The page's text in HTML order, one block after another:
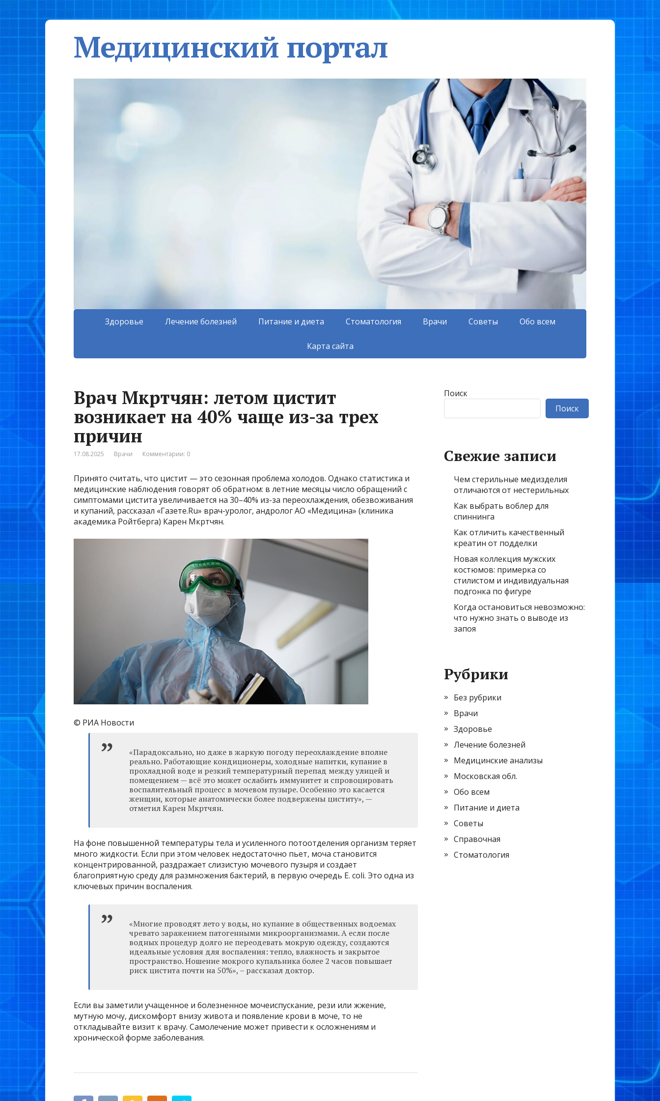
Медицинский портал
Здоровье Лечение болезней Питание и диета Стоматология Врачи Советы Обо всем
Карта сайта
Врач Мкртчян: летом цистит
возникает на 40% чаще из-за трех
причин
17.08.2025 Врачи Комментарии: 0
Принято считать, что цистит — это сезонная проблема холодов. Однако статистика и
медицинские наблюдения говорят об обратном: в летние месяцы число обращений с
симптомами цистита увеличивается на 30–40% из-за переохлаждения, обезвоживания
и купаний, рассказал «Газете.Ru» врач-уролог, андролог АО «Медицина» (клиника
академика Ройтберга) Карен Мкртчян.
© РИА Новости
«Парадоксально, но даже в жаркую погоду переохлаждение вполне
реально. Работающие кондиционеры, холодные напитки, купание в
прохладной воде и резкий температурный перепад между улицей и
помещением — всё это может ослабить иммунитет и спровоцировать
воспалительный процесс в мочевом пузыре. Особенно это касается
женщин, которые анатомически более подвержены циститу», —
отметил Карен Мкртчян.
На фоне повышенной температуры тела и усиленного потоотделения организм теряет
много жидкости. Если при этом человек недостаточно пьет, моча становится
концентрированной, раздражает слизистую мочевого пузыря и создает
благоприятную среду для размножения бактерий, в первую очередь E. coli. Это одна из
ключевых причин воспаления.
«Многие проводят лето у воды, но купание в общественных водоемах
чревато заражением патогенными микроорганизмами. А если после
водных процедур долго не переодевать мокрую одежду, создаются
идеальные условия для воспаления: тепло, влажность и закрытое
пространство. Ношение мокрого купальника более 2 часов повышает
риск цистита почти на 50%», – рассказал доктор.
Если вы заметили учащенное и болезненное мочеиспускание, рези или жжение,
мутную мочу, дискомфорт внизу живота и появление крови в моче, то не
откладывайте визит к врачу. Самолечение может привести к осложнениям и
хронической форме заболевания.
Поиск
Поиск
Свежие записи
Чем стерильные медизделия
отличаются от нестерильных
Как выбрать воблер для
спиннинга
Как отличить качественный
креатин от подделки
Новая коллекция мужских
костюмов: примерка со
стилистом и индивидуальная
подгонка по фигуре
Когда остановиться невозможно:
что нужно знать о выводе из
запоя
Рубрики
Без рубрики
Врачи
Здоровье
Лечение болезней
Медицинские анализы
Московская обл.
Обо всем
Питание и диета
Советы
Справочная
Стоматология